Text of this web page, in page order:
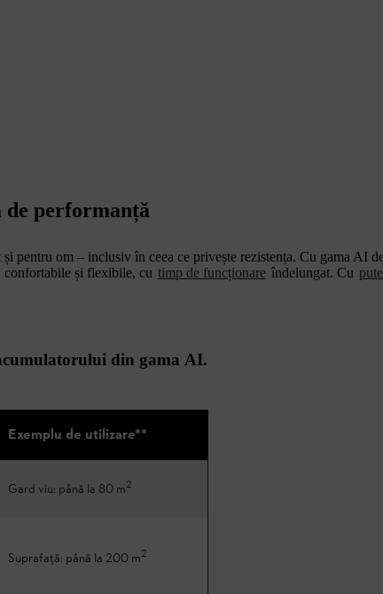
performanță
pentru om – inclusiv în ceea ce privește rezistența. Cu gama AI
confortabile și flexibile, cu timp de funcționare îndelungat. Cu
din gama AI.
Exemplu de utilizare**
Gard viu: până la 80 m2
Suprafață: până la 200 m2